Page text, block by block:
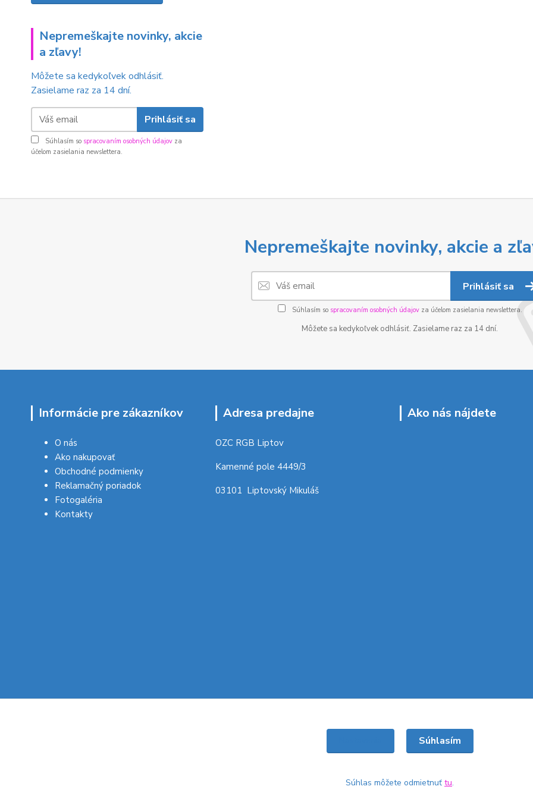
Nepremeškajte novinky, akcie
a zľavy!
Môžete sa kedykoľvek odhlásiť.
Zasielame raz za 14 dní.
Prihlásiť sa
Súhlasím so spracovaním osobných údajov za
účelom zasielania newslettera.
Nepremeškajte novinky, akcie a
Prihlásiť sa
Súhlasím so spracovaním osobných údajovza účelom zasielania newslettera.
Môžete sa kedykoľvek odhlásiť. Zasielame raz za 14 dní.
Informácie pre zákazníkov
O nás
Ako nakupovať
Obchodné podmienky
Reklamačný poriadok
Fotogaléria
Kontakty
Adresa predajne
OZC RGB Liptov
Kamenné pole 4449/3
03101 Liptovský Mikuláš
Ako nás nájdete
Súhlasím
Súhlas môžete odmietnuť tu.